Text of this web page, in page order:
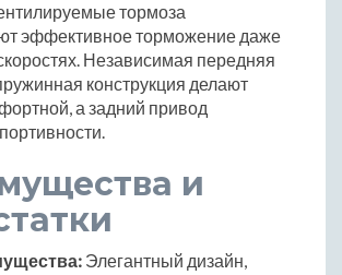
тормоза
эффективное торможение даже
Независимая передняя
конструкция делают
а задний привод
и
Элегантный дизайн,